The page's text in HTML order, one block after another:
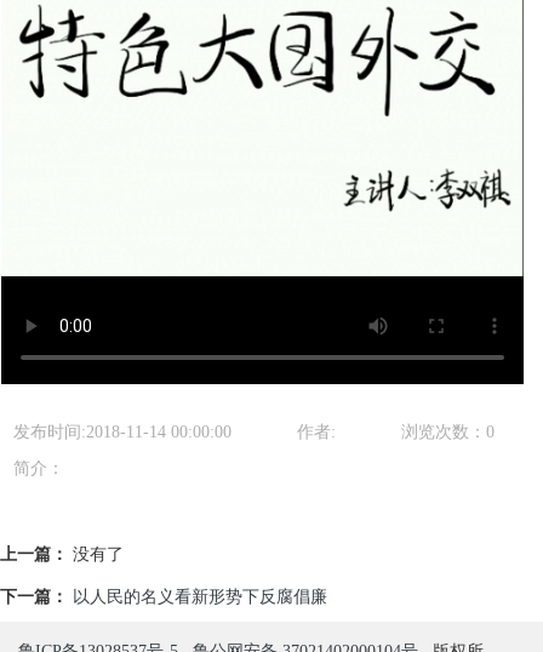
发布时间:2018-11-14 00:00:00 作者: 浏览次数： 0
简介：
上一篇： 没有了
下一篇： 以人民的名义看新形势下反腐倡廉